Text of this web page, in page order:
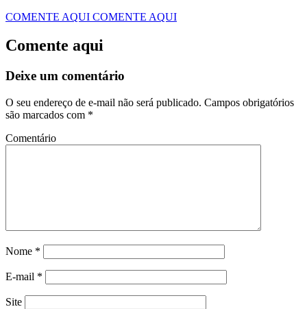
COMENTE AQUI COMENTE AQUI
Comente aqui
Deixe um comentário
O seu endereço de e-mail não será publicado. Campos obrigatórios
são marcados com *
Comentário
Nome *
E-mail *
Site